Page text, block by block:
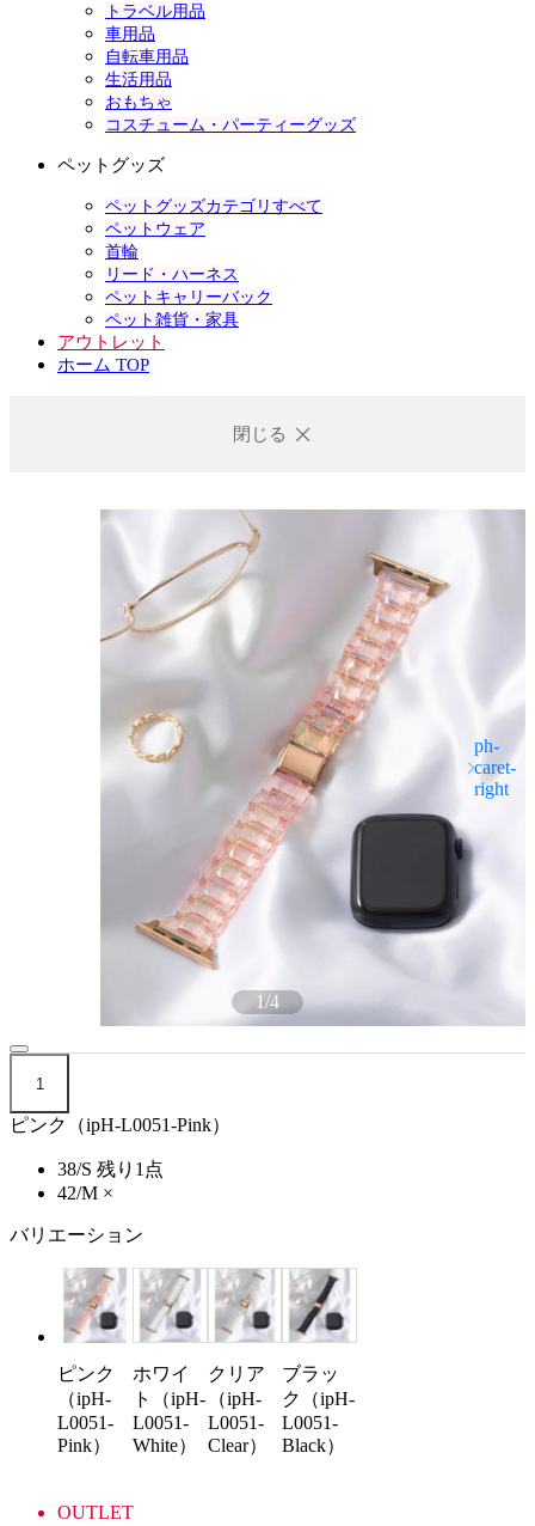
トラベル用品
車用品
自転車用品
生活用品
おもちゃ
コスチューム・パーティーグッズ
ペットグッズ
ペットグッズカテゴリすべて
ペットウェア
首輪
リード・ハーネス
ペットキャリーバック
ペット雑貨・家具
アウトレット
ホーム TOP
閉じる
1/4
1
ピンク（ipH-L0051-Pink）
38/S 残り1点
42/M ×
バリエーション
ピンク
（ipH-
L0051-
Pink）
ホワイ
ト（ipH-
L0051-
White）
クリア
（ipH-
L0051-
Clear）
ブラッ
ク（ipH-
L0051-
Black）
OUTLET